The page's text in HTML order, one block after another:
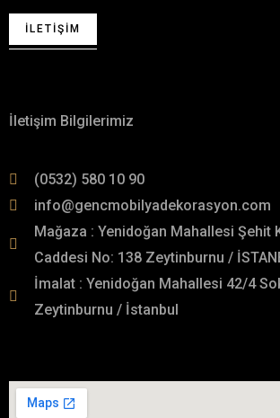
İLETIŞIM
İletişim Bilgilerimiz
(0532) 580 10 90
info@gencmobilyadekorasyon.com
Mağaza : Yenidoğan Mahallesi Şehit
Caddesi No: 138 Zeytinburnu /
İmalat : Yenidoğan Mahallesi 42/4
Zeytinburnu / İstanbul